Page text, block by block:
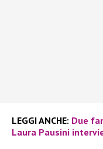
LEGGI ANCHE: Due
Laura Pausini